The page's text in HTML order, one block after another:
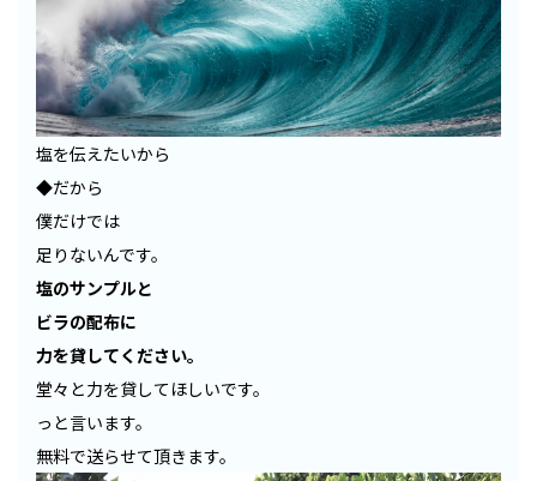
塩を伝えたいから
◆だから
僕だけでは
足りないんです。
塩のサンプルと
ビラの配布に
力を貸してください。
堂々と力を貸してほしいです。
っと言います。
無料で送らせて頂きます。